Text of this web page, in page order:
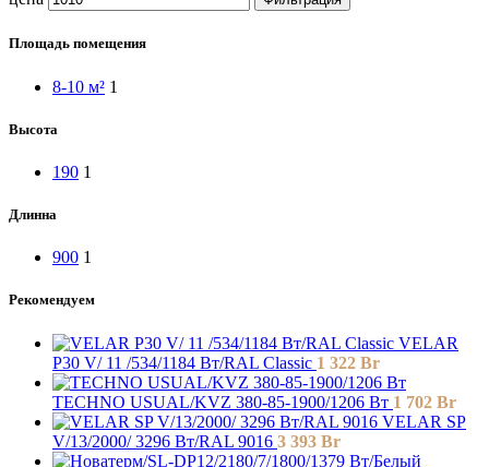
Площадь помещения
8-10 м² 1
Высота
190 1
Длинна
900 1
Рекомендуем
VELAR
P30 V/ 11 /534/1184 Вт/RAL Classic 1 322 Br
TECHNO USUAL/KVZ 380-85-1900/1206 Вт 1 702 Br
VELAR SP
V/13/2000/ 3296 Bт/RAL 9016 3 393 Br